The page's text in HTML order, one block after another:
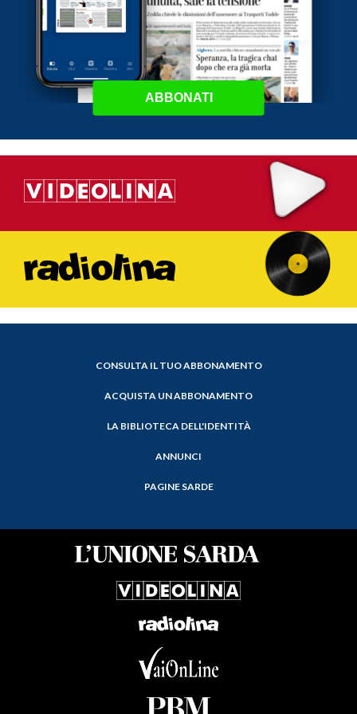
ABBONATI
CONSULTA IL TUO ABBONAMENTO
ACQUISTA UN ABBONAMENTO
LA BIBLIOTECA DELL'IDENTITÀ
ANNUNCI
PAGINE SARDE